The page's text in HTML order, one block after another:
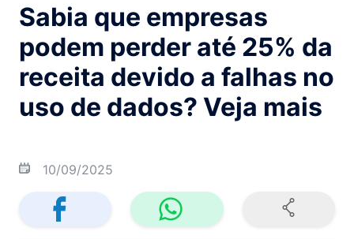
Sabia que empresas
podem perder até 25% da
receita devido a falhas no
uso de dados? Veja mais
10/09/2025